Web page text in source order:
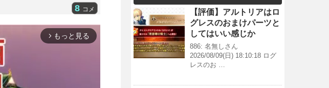
8 コメ
arrow_forward_ios もっと見る
【評価】アルトリアはロ
グレスのおまけパーツと
してはいい感じか
886: 名無しさん
2026/08/09(日) 18:10:18 ログ
レスのお …